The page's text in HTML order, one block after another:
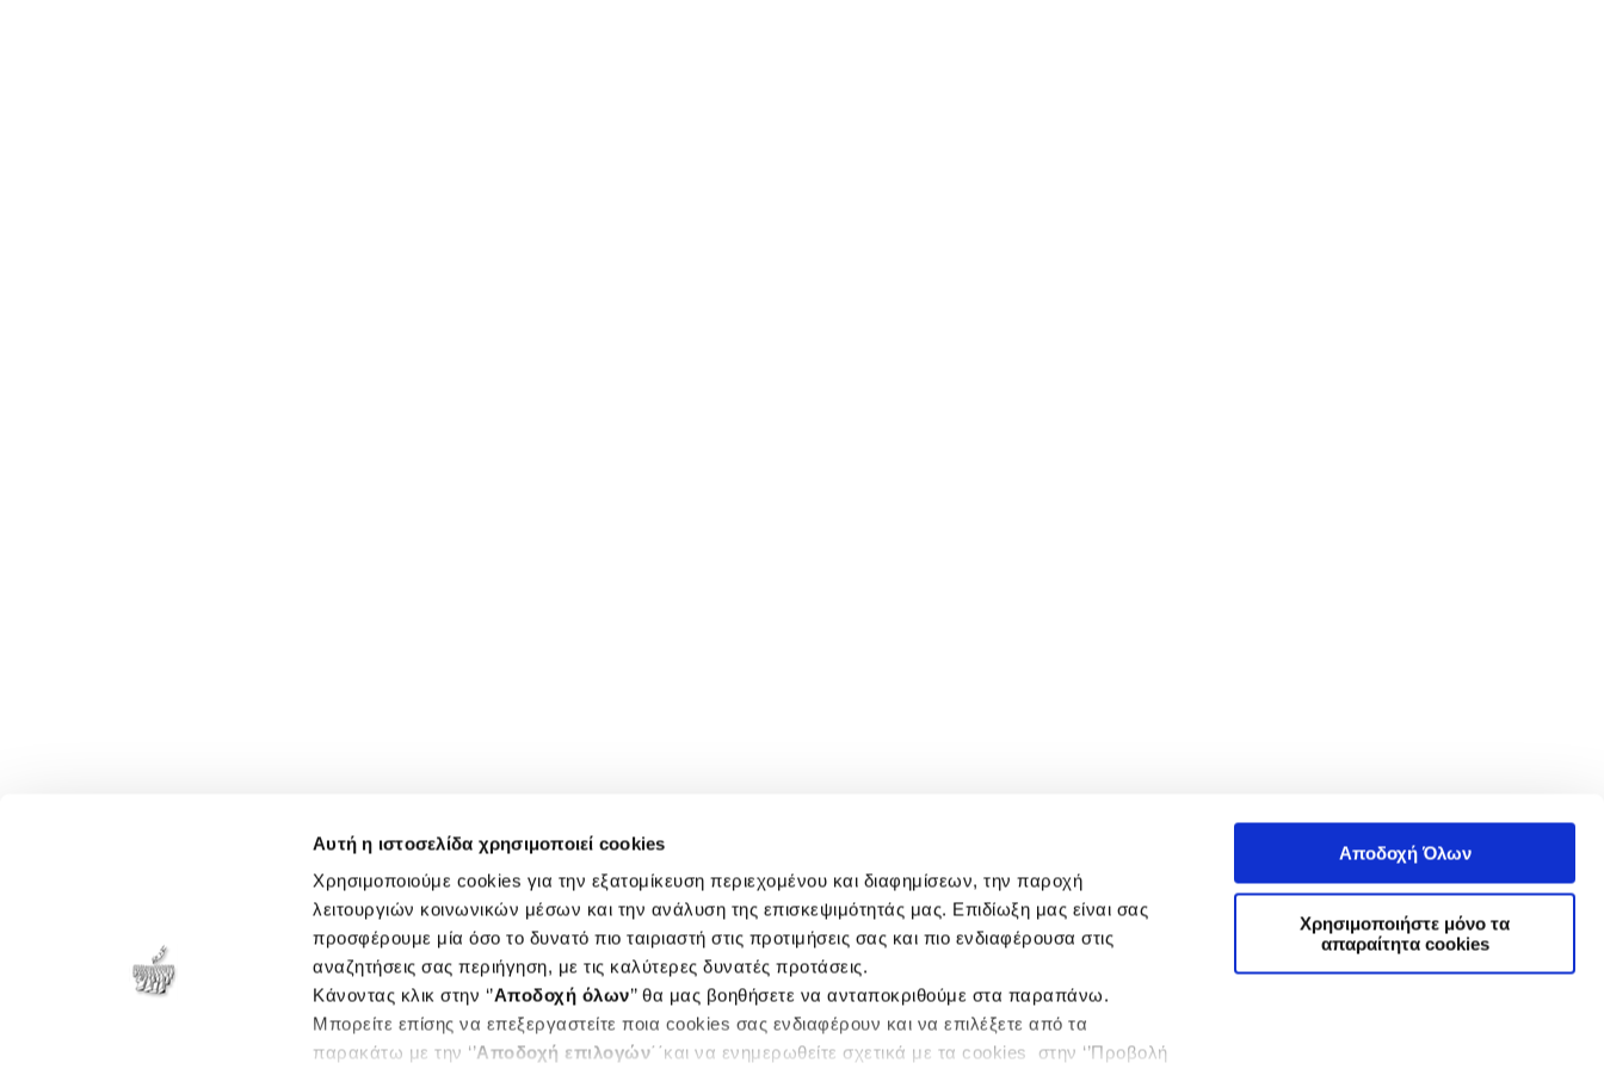
Αυτή η ιστοσελίδα χρησιμοποιεί cookies
Χρησιμοποιούμε cookies για την εξατομίκευση περιεχομένου και διαφημίσεων, την παροχή
λειτουργιών κοινωνικών μέσων και την ανάλυση της επισκεψιμότητάς μας. Επιδίωξη μας είναι σας
προσφέρουμε μία όσο το δυνατό πιο ταιριαστή στις προτιμήσεις σας και πιο ενδιαφέρουσα στις
αναζητήσεις σας περιήγηση, με τις καλύτερες δυνατές προτάσεις.
Κάνοντας κλικ στην ‘’Αποδοχή όλων’’ θα μας βοηθήσετε να ανταποκριθούμε στα παραπάνω.
Μπορείτε επίσης να επεξεργαστείτε ποια cookies σας ενδιαφέρουν και να επιλέξετε από τα
παρακάτω με την ‘’Αποδοχή επιλογών΄΄και να ενημερωθείτε σχετικά με τα cookies στην ‘’Προβολή
Αποδοχή Όλων
Χρησιμοποιήστε μόνο τα
απαραίτητα cookies